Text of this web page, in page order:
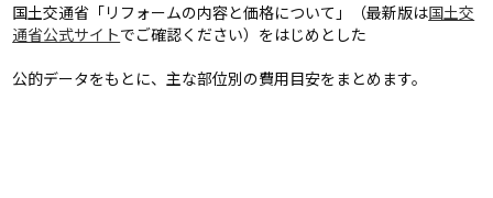
国土交通省「リフォームの内容と価格について」（最新版は国土交
通省公式サイトでご確認ください）をはじめとした
公的データをもとに、主な部位別の費用目安をまとめます。